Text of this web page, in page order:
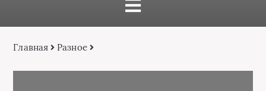
Главная Разное